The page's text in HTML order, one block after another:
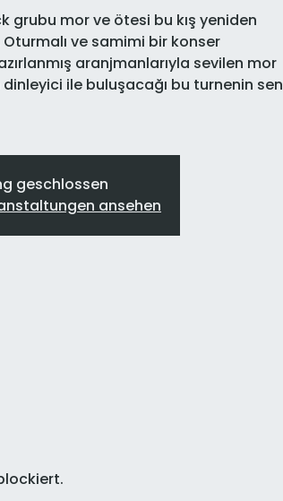
grubu mor ve ötesi bu kış yeniden
ve samimi bir konser
aranjmanlarıyla sevilen mor
dinleyici ile buluşacağı bu turnenin sen
geschlossen
ansehen